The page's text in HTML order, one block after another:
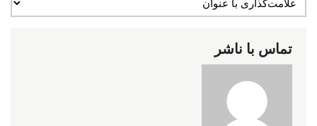
تماس با ناشر